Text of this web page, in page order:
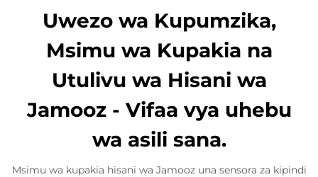
Uwezo wa Kupumzika,
Msimu wa Kupakia na
Utulivu wa Hisani wa
Jamooz - Vifaa vya uhebu
wa asili sana.
Msimu wa kupakia hisani wa Jamooz una sensora za kipindi